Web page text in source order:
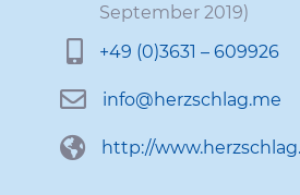
September 2019)
 +49 (0)3631 – 609926
 info@​herzschlag.​me
 http://​